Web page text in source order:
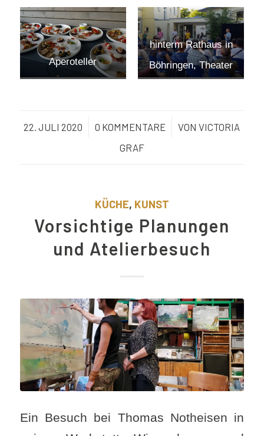
Handschuhen
Aperoteller
hinterm Rathaus in
Böhringen, Theater
hochmotivierten
22. JULI 2020
/ 0 KOMMENTARE
/ VONVICTORIA
GRAF
KÜCHE, KUNST
Vorsichtige Planungen
und Atelierbesuch
Ein Besuch bei Thomas Notheisen in